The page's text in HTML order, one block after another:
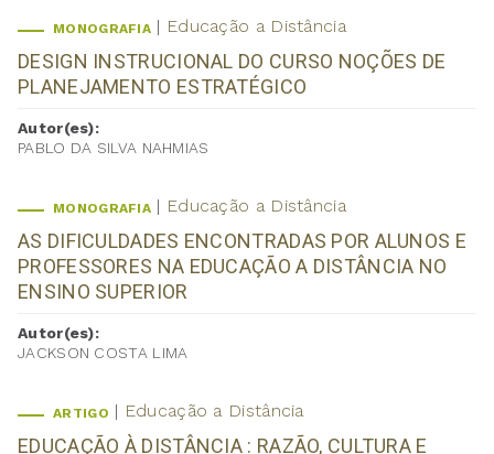
MONOGRAFIA Educação a Distância
DESIGN INSTRUCIONAL DO CURSO NOÇÕES DE
PLANEJAMENTO ESTRATÉGICO
Autor(es):
PABLO DA SILVA NAHMIAS
MONOGRAFIA Educação a Distância
AS DIFICULDADES ENCONTRADAS POR ALUNOS E
PROFESSORES NA EDUCAÇÃO A DISTÂNCIA NO
ENSINO SUPERIOR
Autor(es):
JACKSON COSTA LIMA
ARTIGO Educação a Distância
EDUCAÇÃO À DISTÂNCIA : RAZÃO, CULTURA E